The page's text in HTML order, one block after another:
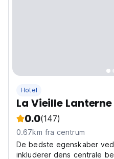
Hotel
La Vieille Lanterne
0.0(147)
0.67km fra centrum
De bedste egenskaber
inkluderer dens centrale